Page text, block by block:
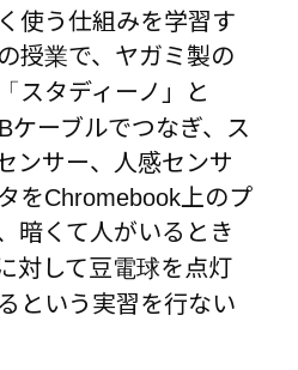
使う仕組みを学習す
授業で、ヤガミ製の
スタディーノ」と
ケーブルでつなぎ、ス
ンサー、人感センサ
をChromebook上のプ
暗くて人がいるとき
対して豆電球を点灯
という実習を行ない